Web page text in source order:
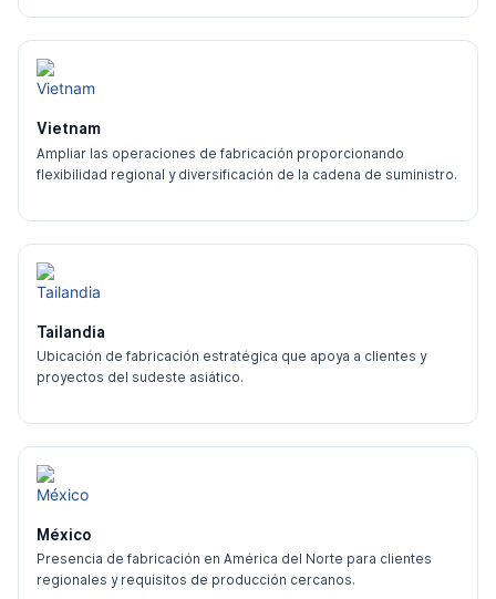
Vietnam
Ampliar las operaciones de fabricación proporcionando
flexibilidad regional y diversificación de la cadena de suministro.
Tailandia
Ubicación de fabricación estratégica que apoya a clientes y
proyectos del sudeste asiático.
México
Presencia de fabricación en América del Norte para clientes
regionales y requisitos de producción cercanos.